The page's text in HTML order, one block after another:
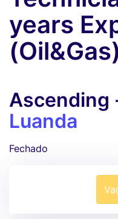
years
(Oil&Gas)
Ascending
Luanda
Fechado